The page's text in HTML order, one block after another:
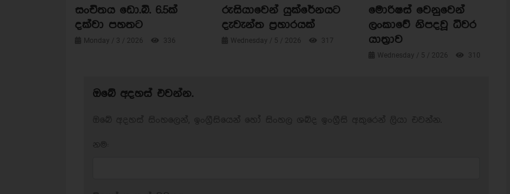
සංචිතය ඩො.බි. 6.5ක්
දක්වා පහතට
Monday / 3 / 2026 336
රුසියාවෙන් යුක්රේනයට
දැවැන්ත ප්‍රහාරයක්
Wednesday / 5 / 2026 317
මොරිෂස් වෙනුවෙන්
ලංකාවේ නිපදවූ ධීවර
යාත්‍රාව
Wednesday / 5 / 2026 310
ඔබේ අදහස් එවන්න.